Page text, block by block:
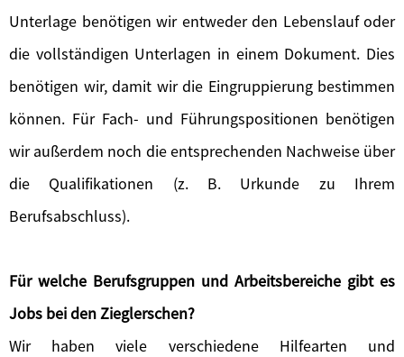
Unterlage benötigen wir entweder den Lebenslauf oder
die vollständigen Unterlagen in einem Dokument. Dies
benötigen wir, damit wir die Eingruppierung bestimmen
können. Für Fach- und Führungspositionen benötigen
wir außerdem noch die entsprechenden Nachweise über
die Qualifikationen (z. B. Urkunde zu Ihrem
Berufsabschluss).
Für welche Berufsgruppen und Arbeitsbereiche gibt es
Jobs bei den Zieglerschen?
Wir haben viele verschiedene Hilfearten und